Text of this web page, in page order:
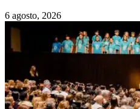
6 agosto, 2026